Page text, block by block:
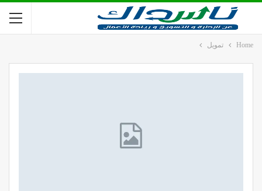
Home تمويل